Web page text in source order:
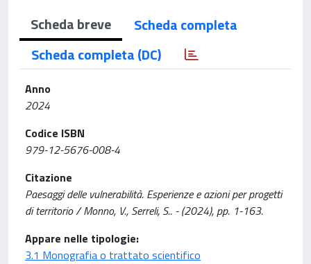
Scheda breve
Scheda completa
Scheda completa (DC)
Anno
2024
Codice ISBN
979-12-5676-008-4
Citazione
Paesaggi delle vulnerabilità. Esperienze e azioni per progetti
di territorio / Monno, V., Serreli, S.. - (2024), pp. 1-163.
Appare nelle tipologie:
3.1 Monografia o trattato scientifico